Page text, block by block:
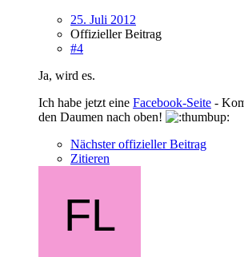
25. Juli 2012
Offizieller Beitrag
#4
Ja, wird es.
Ich habe jetzt eine Facebook-Seite -
den Daumen nach oben!
Nächster offizieller Beitrag
Zitieren